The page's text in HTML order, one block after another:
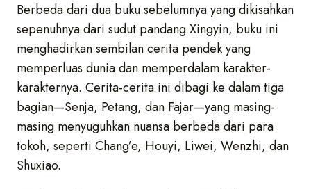
Berbeda dari dua buku sebelumnya yang dikisahkan
sepenuhnya dari sudut pandang Xingyin, buku ini
menghadirkan sembilan cerita pendek yang
memperluas dunia dan memperdalam karakter-
karakternya. Cerita-cerita ini dibagi ke dalam tiga
bagian—Senja, Petang, dan Fajar—yang masing-
masing menyuguhkan nuansa berbeda dari para
tokoh, seperti Chang’e, Houyi, Liwei, Wenzhi, dan
Shuxiao.